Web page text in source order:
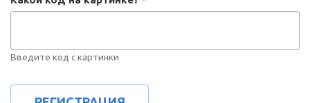
Введите код с картинки